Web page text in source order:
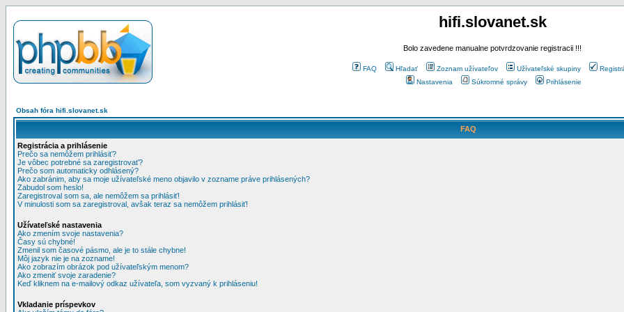
hifi.slovanet.sk
Bolo zavedene manualne potvrdzovanie registracii !!!
FAQ Hľadať Zoznam užívateľov Užívateľské skupiny
Nastavenia
Súkromné správy Prihlásenie
Obsah fóra hifi.slovanet.sk
FAQ
Registrácia a prihlásenie
Prečo sa nemôžem prihlásiť?
Je vôbec potrebné sa zaregistrovať?
Prečo som automaticky odhlásený?
Ako zabránim, aby sa moje užívateľské meno objavilo v zozname práve prihlásených?
Zabudol som heslo!
Zaregistroval som sa, ale nemôžem sa prihlásiť!
V minulosti som sa zaregistroval, avšak teraz sa nemôžem prihlásiť!
Užívateľské nastavenia
Ako zmením svoje nastavenia?
Časy sú chybné!
Zmenil som časové pásmo, ale je to stále chybne!
Môj jazyk nie je na zozname!
Ako zobrazím obrázok pod užívateľským menom?
Ako zmeniť svoje zaradenie?
Keď kliknem na e-mailový odkaz užívateľa, som vyzvaný k prihláseniu!
Vkladanie príspevkov